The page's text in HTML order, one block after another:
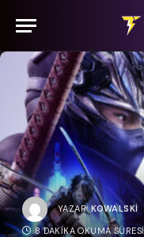
YAZAR: KOWALSKI
8 DAKIKA OKUMA SÜRESI